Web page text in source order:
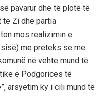
pavarur dhe të plotë të
të Zi dhe partia
mos realizimin e
me preteks se me
në vehte mund të
e Podgoricës të
arsyetim ky i cili mund të